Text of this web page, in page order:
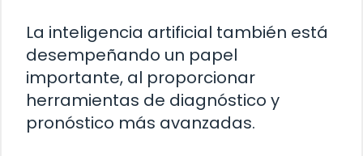
La inteligencia artificial también está
desempeñando un papel
importante, al proporcionar
herramientas de diagnóstico y
pronóstico más avanzadas.